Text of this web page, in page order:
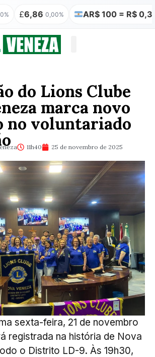
0,00% AR$ 100 = R$ 0,31 0,00%
do Lions Clube
marca novo
no voluntariado
11h40
25 de novembro de 2025
sexta-feira, 21 de novembro
registrada na história de Nova
o Distrito LD-9. Às 19h30,